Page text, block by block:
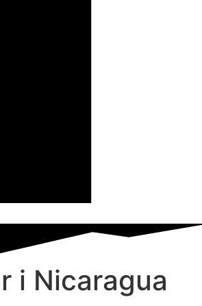
i Nicaragua